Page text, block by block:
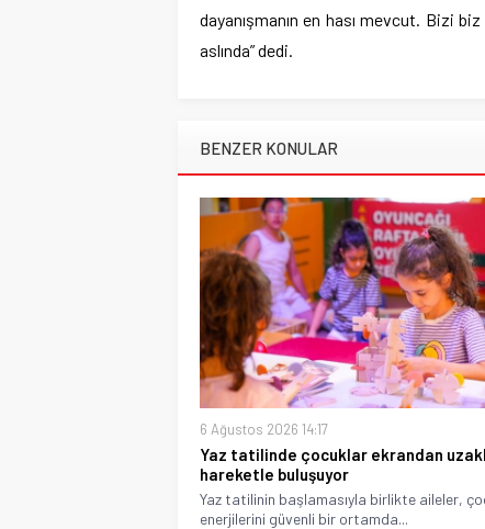
dayanışmanın en hası mevcut. Bizi
aslında” dedi.
BENZER KONULAR
6 Ağustos 2026 14:17
Yaz tatilinde çocuklar ekrandan
hareketle buluşuyor
Yaz tatilinin başlamasıyla birlikte aileler,
enerjilerini güvenli bir ortamda...